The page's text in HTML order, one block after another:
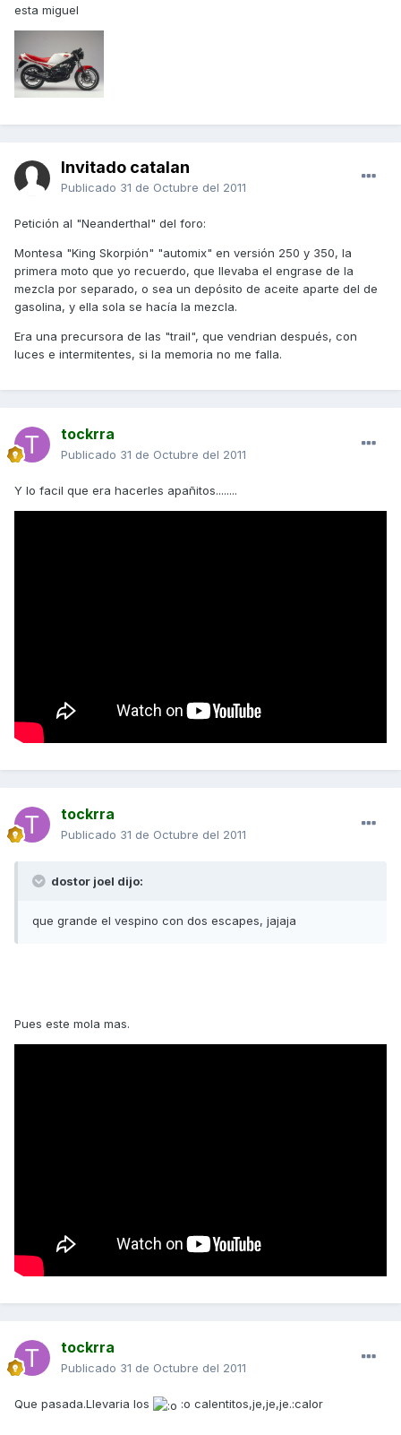
esta miguel
Invitado catalan
Publicado 31 de Octubre del 2011
Petición al "Neanderthal" del foro:
Montesa "King Skorpión" "automix" en versión 250 y 350, la
primera moto que yo recuerdo, que llevaba el engrase de la
mezcla por separado, o sea un depósito de aceite aparte del de
gasolina, y ella sola se hacía la mezcla.
Era una precursora de las "trail", que vendrian después, con
luces e intermitentes, si la memoria no me falla.
tockrra
Publicado 31 de Octubre del 2011
Y lo facil que era hacerles apañitos........
tockrra
Publicado 31 de Octubre del 2011
dostor joel dijo:
que grande el vespino con dos escapes, jajaja
Pues este mola mas.
tockrra
Publicado 31 de Octubre del 2011
Que pasada.Llevaria los :o calentitos,je,je,je.:calor